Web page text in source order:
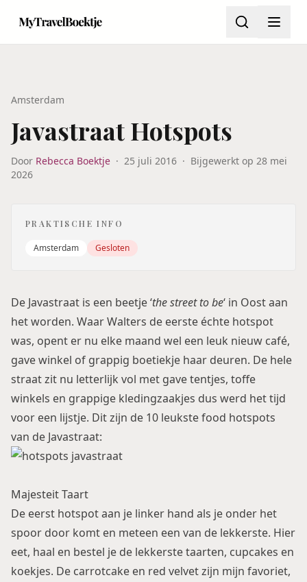
Amsterdam
Javastraat Hotspots
Door Rebecca Boektje · 25 juli 2016 · Bijgewerkt op 28 mei
2026
PRAKTISCHE INFO
Amsterdam Gesloten
De Javastraat is een beetje ‘the street to be‘ in Oost aan
het worden. WaarWalters de eerste échte hotspot
was, opent er nu elke maand wel een leuk nieuw café,
gave winkel of grappig boetiekje haar deuren. De hele
straat zit nu letterlijk vol met gave tentjes, toffe
winkels en grappige kledingzaakjes dus werd het tijd
voor een lijstje. Dit zijn de 10 leukste food hotspots
van de Javastraat:
Majesteit Taart
De eerst hotspot aan je linker hand als je onder het
spoor door komt en meteen een van de lekkerste. Hier
eet, haal en bestel je de lekkerste taarten, cupcakes en
koekjes. De carrotcake en red velvet zijn mijn favoriet,